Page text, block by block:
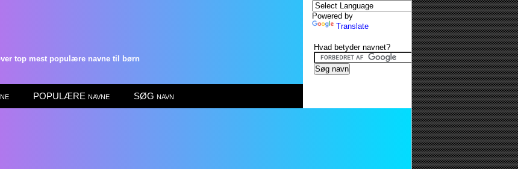
top mest populære navne til børn
POPULÆRE navne SØG navn
Powered by
Translate
Hvad betyder navnet?